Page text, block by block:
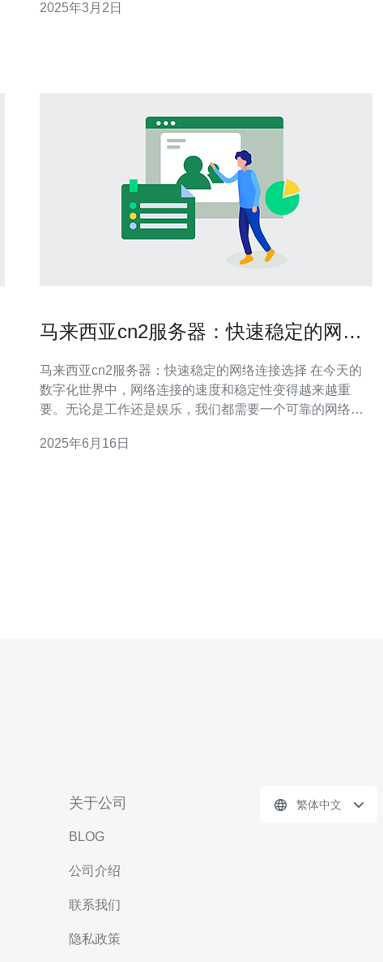
CN2直连优质网络是一种通过优质线路直连的网络服务。
2025年3月2日
马来西亚cn2服务器：快速稳定的网络
马来西亚cn2服务器：快速稳定的网络连接选择 在今天的
数字化世界中，网络连接的速度和稳定性变得越来越重
要。无论是工作还是娱乐，我们都需要一个可靠的网络服
人的首选，因为它提供了快速稳定的网络连接选择。 马来
2025年6月16日
关于公司
BLOG
公司介绍
联系我们
隐私政策
繁体中文